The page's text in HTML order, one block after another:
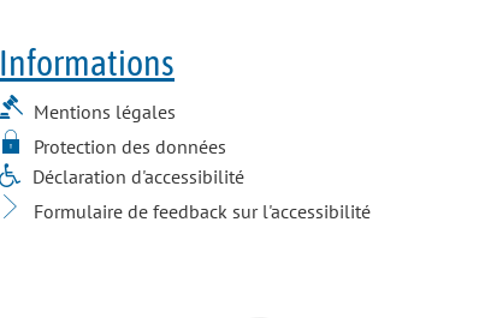
Informations
Mentions légales
Protection des données
Déclaration d'accessibilité
Formulaire de feedback sur l'accessibilité